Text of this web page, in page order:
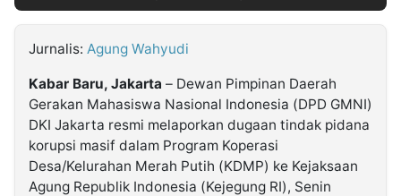
Kabarbaru.co
2026
Jurnalis: Agung Wahyudi
Kabar Baru, Jakarta – Dewan Pimpinan Daerah
Gerakan Mahasiswa Nasional Indonesia (DPD GMNI)
DKI Jakarta resmi melaporkan dugaan tindak pidana
korupsi masif dalam Program Koperasi
Desa/Kelurahan Merah Putih (KDMP) ke Kejaksaan
Agung Republik Indonesia (Kejegung RI), Senin